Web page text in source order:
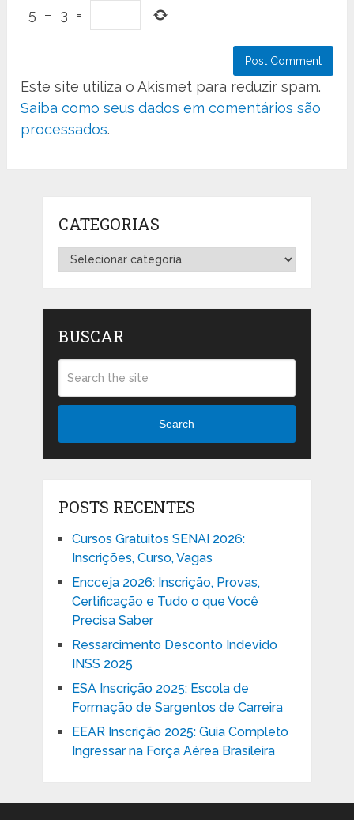
5 − 3 =
Este site utiliza o Akismet para reduzir spam.
Saiba como seus dados em comentários são
processados.
CATEGORIAS
Categorias
BUSCAR
Search
POSTS RECENTES
Cursos Gratuitos SENAI 2026:
Inscrições, Curso, Vagas
Encceja 2026: Inscrição, Provas,
Certificação e Tudo o que Você
Precisa Saber
Ressarcimento Desconto Indevido
INSS 2025
ESA Inscrição 2025: Escola de
Formação de Sargentos de Carreira
EEAR Inscrição 2025: Guia Completo
Ingressar na Força Aérea Brasileira